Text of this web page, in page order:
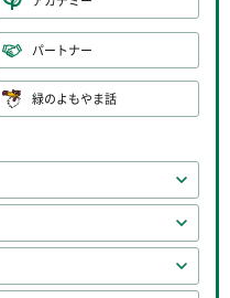
パートナー
緑のよもやま話